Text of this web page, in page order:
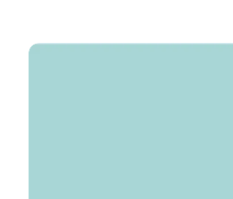
Deltagelses-trappen